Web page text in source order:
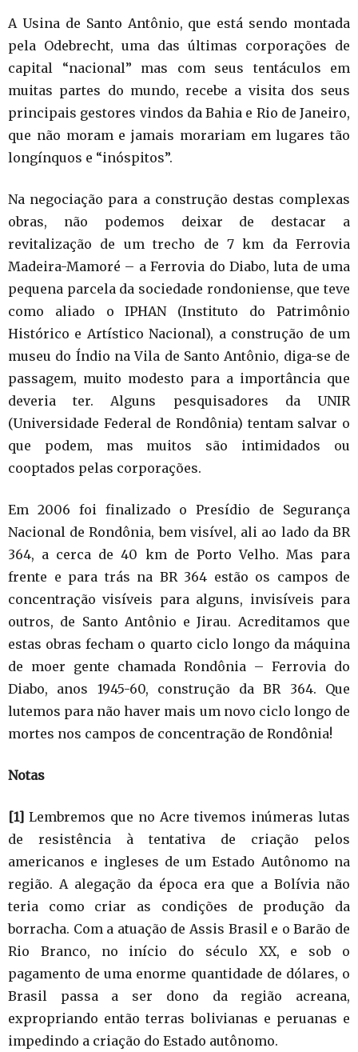
A Usina de Santo Antônio, que está sendo montada
pela Odebrecht, uma das últimas corporações de
capital “nacional” mas com seus tentáculos em
muitas partes do mundo, recebe a visita dos seus
principais gestores vindos da Bahia e Rio de Janeiro,
que não moram e jamais morariam em lugares tão
longínquos e “inóspitos”.
Na negociação para a construção destas complexas
obras, não podemos deixar de destacar a
revitalização de um trecho de 7 km da Ferrovia
Madeira-Mamoré – a Ferrovia do Diabo, luta de uma
pequena parcela da sociedade rondoniense, que teve
como aliado o IPHAN (Instituto do Patrimônio
Histórico e Artístico Nacional), a construção de um
museu do Índio na Vila de Santo Antônio, diga-se de
passagem, muito modesto para a importância que
deveria ter. Alguns pesquisadores da UNIR
(Universidade Federal de Rondônia) tentam salvar o
que podem, mas muitos são intimidados ou
cooptados pelas corporações.
Em 2006 foi finalizado o Presídio de Segurança
Nacional de Rondônia, bem visível, ali ao lado da BR
364, a cerca de 40 km de Porto Velho. Mas para
frente e para trás na BR 364 estão os campos de
concentração visíveis para alguns, invisíveis para
outros, de Santo Antônio e Jirau. Acreditamos que
estas obras fecham o quarto ciclo longo da máquina
de moer gente chamada Rondônia – Ferrovia do
Diabo, anos 1945-60, construção da BR 364. Que
lutemos para não haver mais um novo ciclo longo de
mortes nos campos de concentração de Rondônia!
Notas
[1] Lembremos que no Acre tivemos inúmeras lutas
de resistência à tentativa de criação pelos
americanos e ingleses de um Estado Autônomo na
região. A alegação da época era que a Bolívia não
teria como criar as condições de produção da
borracha. Com a atuação de Assis Brasil e o Barão de
Rio Branco, no início do século XX, e sob o
pagamento de uma enorme quantidade de dólares, o
Brasil passa a ser dono da região acreana,
expropriando então terras bolivianas e peruanas e
impedindo a criação do Estado autônomo.